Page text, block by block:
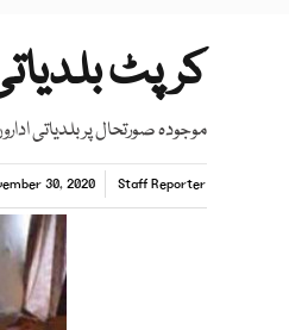
کرپٹ
موجودہ صورتحال پربلدیاتی
Staff Reporter
30, 2020